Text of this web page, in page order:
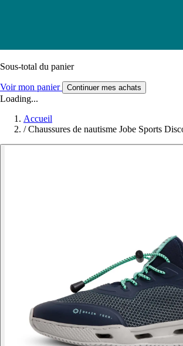
Sous-total du panier
Voir mon panier Continuer mes achats
Loading...
Accueil
/ Chaussures de nautisme Jobe Sports